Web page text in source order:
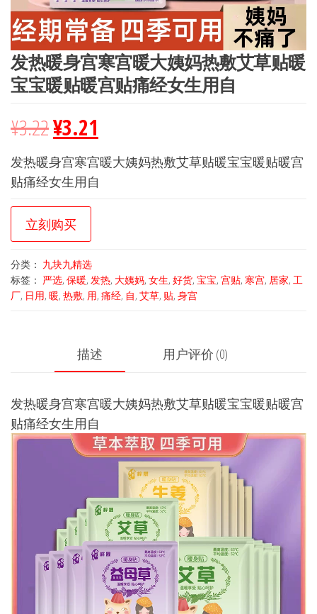
发热暖身宫寒宫暖大姨妈热敷艾草贴暖
宝宝暖贴暖宫贴痛经女生用自
¥3.22¥3.21
发热暖身宫寒宫暖大姨妈热敷艾草贴暖宝宝暖贴暖宫
贴痛经女生用自
立刻购买
分类： 九块九精选
标签： 严选, 保暖, 发热, 大姨妈, 女生, 好货, 宝宝, 宫贴, 寒宫, 居家, 工
厂, 日用, 暖, 热敷, 用, 痛经, 自, 艾草, 贴, 身宫
描述 用户评价 (0)
发热暖身宫寒宫暖大姨妈热敷艾草贴暖宝宝暖贴暖宫
贴痛经女生用自